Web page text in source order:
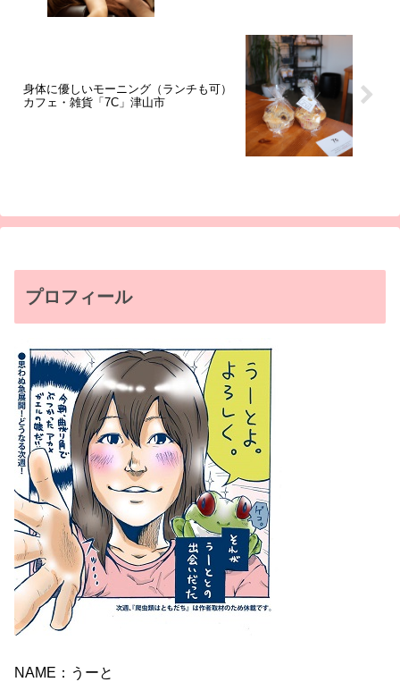
身体に優しいモーニング（ランチも可）
カフェ・雑貨「7C」津山市
プロフィール
NAME：うーと